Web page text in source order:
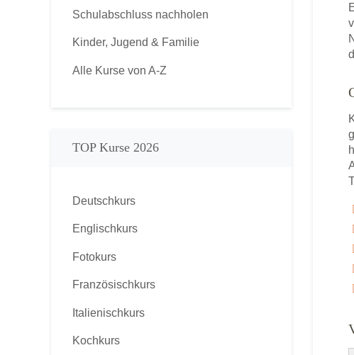
Schulabschluss nachholen
Kinder, Jugend & Familie
Alle Kurse von A-Z
TOP Kurse 2026
Deutschkurs
Englischkurs
Fotokurs
Französischkurs
Italienischkurs
Kochkurs